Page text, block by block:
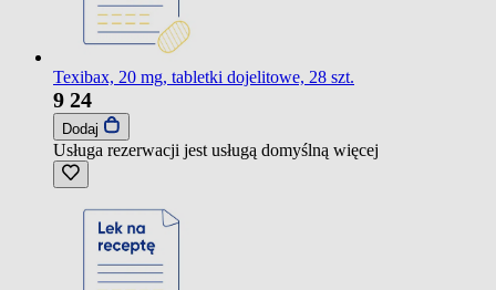
Texibax, 20 mg, tabletki dojelitowe, 28 szt.
9 24
Dodaj
Usługa rezerwacji jest usługą domyślną więcej